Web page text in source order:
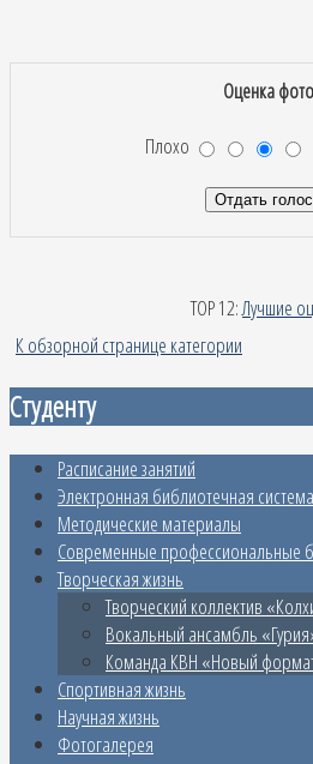
Оценка фото
Плохо
TOP 12:Лучшие
К обзорной странице категории
Студенту
Расписание занятий
Электронная библиотечная система
Методические материалы
Современные профессиональные
Творческая жизнь
Творческий коллектив
Вокальный ансамбль
Команда КВН «Новый
Спортивная жизнь
Научная жизнь
Фотогалерея